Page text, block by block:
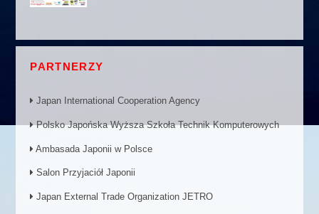
PARTNERZY
Japan International Cooperation Agency
Polsko Japońska Wyższa Szkoła Technik Komputerowych
Ambasada Japonii w Polsce
Salon Przyjaciół Japonii
Japan External Trade Organization JETRO